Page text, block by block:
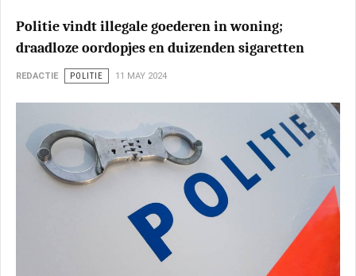
Politie vindt illegale goederen in woning;
draadloze oordopjes en duizenden sigaretten
REDACTIE POLITIE 11 MAY 2024